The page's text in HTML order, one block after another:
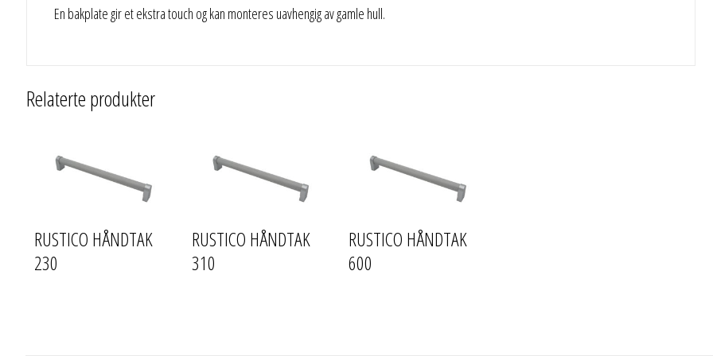
En bakplate gir et ekstra touch og kan monteres uavhengig av gamle hull.
Relaterte produkter
RUSTICO HÅNDTAK
230
RUSTICO HÅNDTAK
310
RUSTICO HÅNDTAK
600